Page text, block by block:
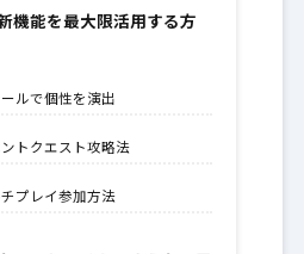
機能を最大限活用する方
ルで個性を演出
トクエスト攻略法
プレイ参加方法